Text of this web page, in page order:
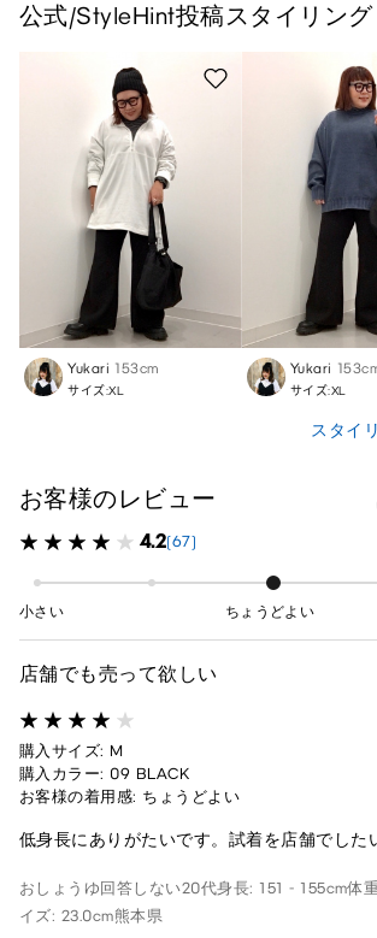
公式/StyleHint投稿スタイリング
Yukari 153cm
サイズ:XL
Yukari
サイズ:XL
スタイ
お客様のレビュー
4.2(67)
小さい ちょうどよい
店舗でも売って欲しい
購入サイズ: M
購入カラー: 09 BLACK
お客様の着用感: ちょうどよい
低身長にありがたいです。試着を店舗でした
おしょうゆ 回答しない20代身長: 151 - 155cm体
イズ: 23.0cm熊本県